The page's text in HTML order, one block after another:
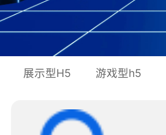
展示型H5 游戏型h5